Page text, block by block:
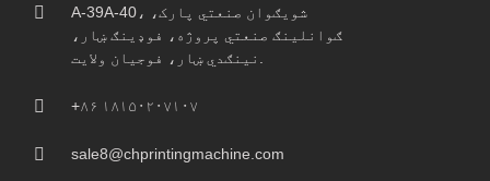
A-39A-40، شویګوان صنعتي پارک،
ګوانلینګ صنعتي پروژه، فوډینګ ښار،
+۸۶ ۱۸۱۵۰۲۰۷۱۰۷
sale8@chprintingmachine.com